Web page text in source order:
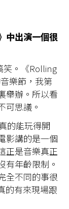
中出演一個很
笑。《Rolling
樂節，我第
舉辦。所以看
可思議。
的能玩得開
影講的是一個
正是音樂真正
有年齡限制。
全不同的事很
的有來現場跟